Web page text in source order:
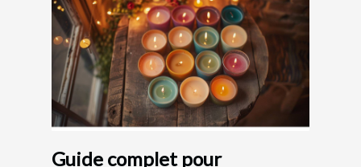
Guide complet pour